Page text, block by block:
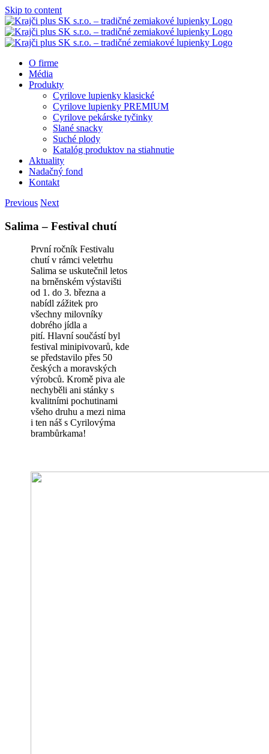
Skip to content
O firme
Média
Produkty
Cyrilove lupienky klasické
Cyrilove lupienky PREMIUM
Cyrilove pekárske tyčinky
Slané snacky
Suché plody
Katalóg produktov na stiahnutie
Aktuality
Nadačný fond
Kontakt
Previous Next
Salima – Festival chutí
První ročník Festivalu
chutí v rámci veletrhu
Salima se uskutečnil letos
na brněnském výstavišti
od 1. do 3. března a
nabídl zážitek pro
všechny milovníky
dobrého jídla a
pití. Hlavní součástí byl
festival minipivovarů, kde
se představilo přes 50
českých a moravských
výrobců. Kromě piva ale
nechyběli ani stánky s
kvalitními pochutinami
všeho druhu a mezi nima
i ten náš s Cyrilovýma
brambůrkama!